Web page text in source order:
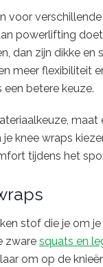
voor
powerlifting
dan zijn dikke en
meer flexibiliteit
een betere keuze.
knee wraps
tijdens het
stof die je om
zware squats en
om op de